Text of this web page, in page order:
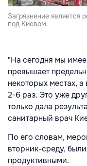
Загрязнение является
под Киевом.
"На сегодня мы
превышает
некоторых местах,
2-6 раз. Это уже
только дала
санитарный врач
По его словам,
вторник-среду,
продуктивными.